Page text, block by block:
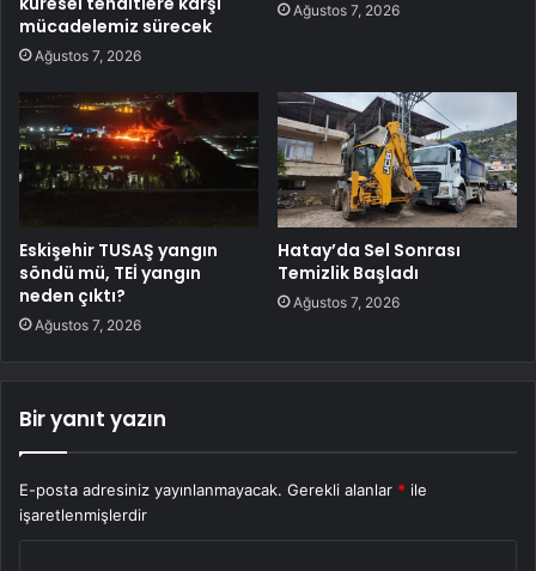
mücadelemiz sürecek
Ağustos 7, 2026
Ağustos 7, 2026
Eskişehir TUSAŞ yangın
söndü mü, TEİ yangın
neden çıktı?
Ağustos 7, 2026
Hatay’da Sel Sonrası
Temizlik Başladı
Ağustos 7, 2026
Bir yanıt yazın
E-posta adresiniz yayınlanmayacak. Gerekli alanlar * ile
işaretlenmişlerdir